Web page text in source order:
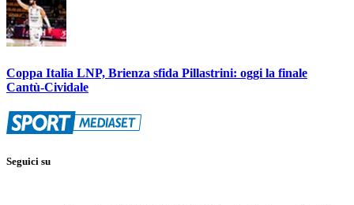
Coppa Italia LNP, Brienza sfida Pillastrini: oggi la finale
Cantù-Cividale
Seguici su